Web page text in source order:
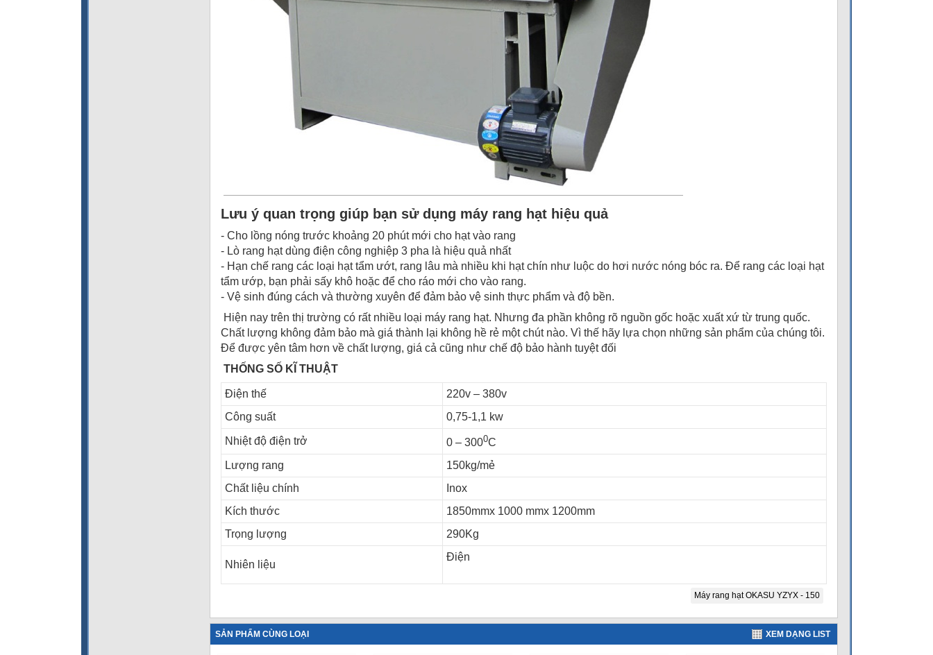
Lưu ý quan trọng giúp bạn sử dụng máy rang hạt hiệu quả
- Cho lồng nóng trước khoảng 20 phút mới cho hạt vào rang
- Lò rang hạt dùng điện công nghiệp 3 pha là hiệu quả nhất
- Hạn chế rang các loại hạt tẩm ướt, rang lâu mà nhiều khi hạt chín như luộc do hơi nước nóng bóc ra. Để rang các loại hạt
tẩm ướp, bạn phải sấy khô hoặc để cho ráo mới cho vào rang.
- Vệ sinh đúng cách và thường xuyên để đảm bảo vệ sinh thực phẩm và độ bền.
Hiện nay trên thị trường có rất nhiều loại máy rang hạt. Nhưng đa phần không rõ nguồn gốc hoặc xuất xứ từ trung quốc.
Chất lượng không đảm bảo mà giá thành lại không hề rẻ một chút nào. Vì thế hãy lựa chọn những sản phẩm của chúng tôi.
Để được yên tâm hơn về chất lượng, giá cả cũng như chế độ bảo hành tuyệt đối
THỐNG SỐ KĨ THUẬT
Điện thế
220v – 380v
Công suất
0,75-1,1 kw
Nhiệt độ điện trở 0 – 3000C
Lượng rang
150kg/mẻ
Chất liệu chính
Inox
Kích thước
1850mmx 1000 mmx 1200mm
Trọng lượng
290Kg
Nhiên liệu
Điện
Máy rang hạt OKASU YZYX - 150
SẢN PHẨM CÙNG LOẠI XEM DẠNG LIST